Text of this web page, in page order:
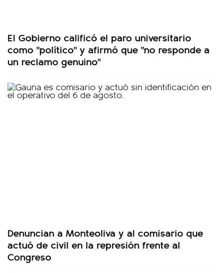
El Gobierno calificó el paro universitario
como "político" y afirmó que "no responde a
un reclamo genuino"
Denuncian a Monteoliva y al comisario que
actuó de civil en la represión frente al
Congreso